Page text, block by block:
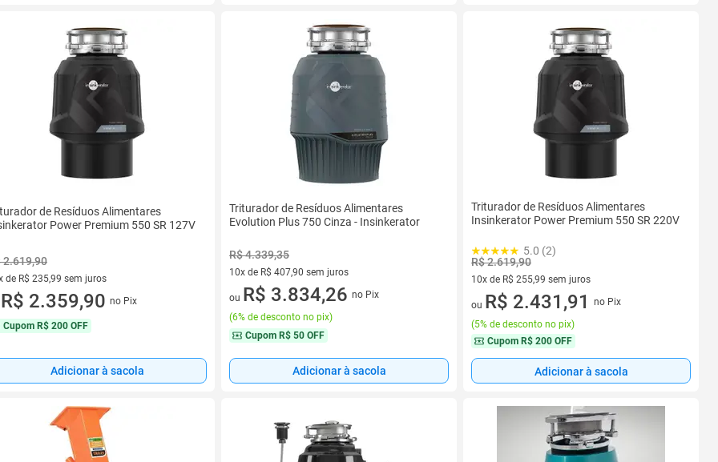
de Resíduos Alimentares
Power Premium 550 SR 127V
2.619,90
de R$ 235,99 sem juros
vez de R$ 235,99 sem juros
R$ 2.359,90 no Pix
Cupom R$ 200 OFF
Adicionar à sacola
Triturador de Resíduos Alimentares
Evolution Plus 750 Cinza - Insinkerator
R$ 4.339,35
10x de R$ 407,90 sem juros
10 vez de R$ 407,90 sem juros
ou R$ 3.834,26 no Pix
(6% de desconto no pix)
Cupom R$ 50 OFF
Adicionar à sacola
Triturador de Resíduos Alimentares
Insinkerator Power Premium 550 SR 220V
5.0 (2)
R$ 2.619,90
10x de R$ 255,99 sem juros
10 vez de R$ 255,99 sem juros
ou R$ 2.431,91
no Pix
(5% de desconto no pix)
Cupom R$ 200 OFF
Adicionar à sacola